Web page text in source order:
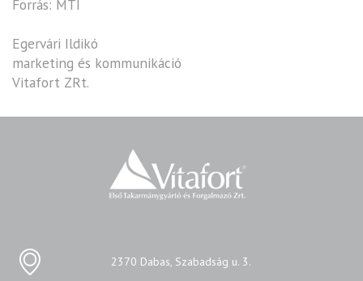
Forrás: MTI
Egervári Ildikó
marketing és kommunikáció
Vitafort ZRt.
2370 Dabas, Szabadság u. 3.